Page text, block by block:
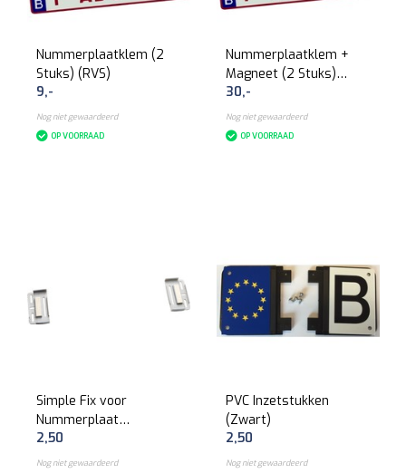
Nummerplaatklem (2
Stuks) (RVS)
9,-
Nog niet gewaardeerd
OP VOORRAAD
Nummerplaatklem +
Magneet (2 Stuks)
(RVS)
30,-
Nog niet gewaardeerd
OP VOORRAAD
Simple Fix voor
Nummerplaat
520x110mm (2 Stuks)
(PVC)
2,50
Nog niet gewaardeerd
PVC Inzetstukken
(Zwart)
2,50
Nog niet gewaardeerd